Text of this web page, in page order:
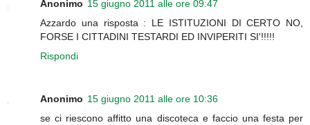
Anonimo 15 giugno 2011 alle ore 09:47
Azzardo una risposta : LE ISTITUZIONI DI CERTO NO,
FORSE I CITTADINI TESTARDI ED INVIPERITI SI'!!!!!
Rispondi
Anonimo 15 giugno 2011 alle ore 10:36
se ci riescono affitto una discoteca e faccio una festa per